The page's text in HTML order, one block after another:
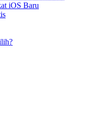
iOS Baru